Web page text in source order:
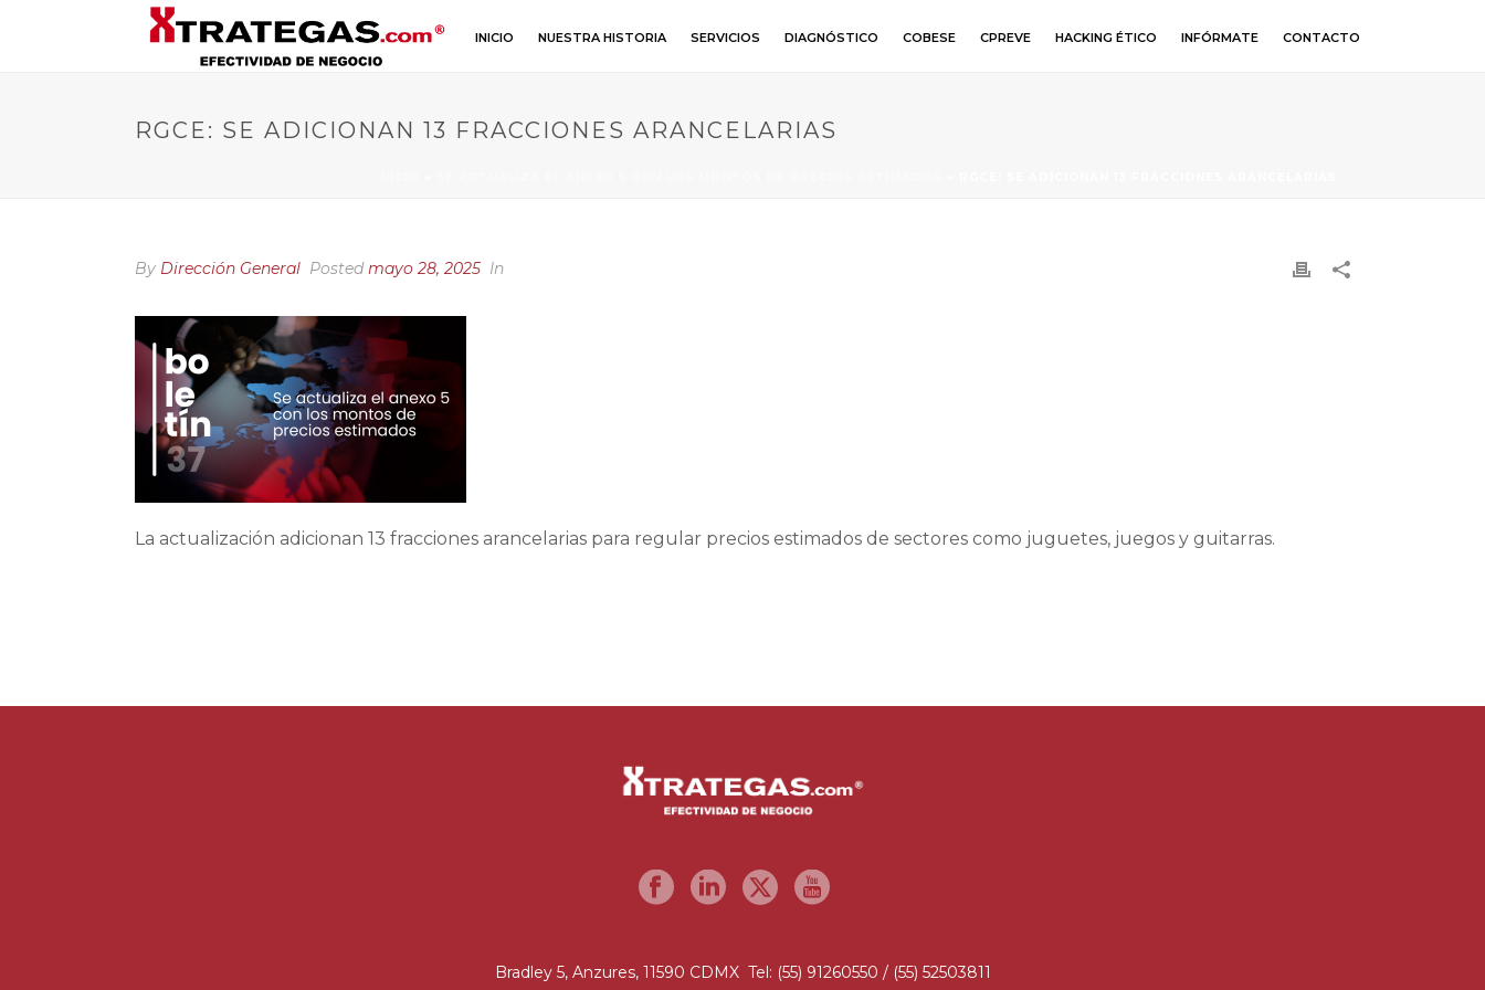
INICIO NUESTRA HISTORIA SERVICIOS DIAGNÓSTICO COBESE CPREVE HACKING ÉTICO INFÓRMATE CONTACTO
RGCE: SE ADICIONAN 13 FRACCIONES ARANCELARIAS
By Dirección General Postedmayo 28, 2025 In
La actualización adicionan 13 fracciones arancelarias para regular precios estimados de sectores como juguetes, juegos y guitarras.
Bradley 5, Anzures, 11590 CDMX Tel: (55) 91260550 / (55) 52503811